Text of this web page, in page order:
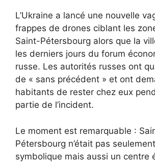
L’Ukraine a lancé une nouvelle
frappes de drones ciblant les
Saint-Pétersbourg alors que la
les derniers jours du forum
russe. Les autorités russes ont
de « sans précédent » et ont
habitants de rester chez eux
partie de l’incident.
Le moment est remarquable :
Pétersbourg n’était pas
symbolique mais aussi un centre